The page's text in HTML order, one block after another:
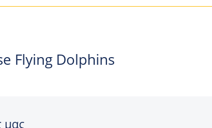
Flying Dolphins
μας